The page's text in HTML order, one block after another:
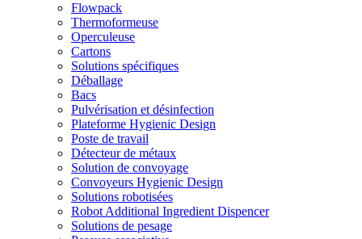
Flowpack
Thermoformeuse
Operculeuse
Cartons
Solutions spécifiques
Déballage
Bacs
Pulvérisation et désinfection
Plateforme Hygienic Design
Poste de travail
Détecteur de métaux
Solution de convoyage
Convoyeurs Hygienic Design
Solutions robotisées
Robot Additional Ingredient Dispencer
Solutions de pesage